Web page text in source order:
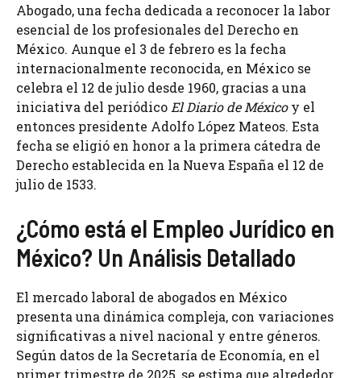
Abogado, una fecha dedicada a reconocer la labor
esencial de los profesionales del Derecho en
México. Aunque el 3 de febrero es la fecha
internacionalmente reconocida, en México se
celebra el 12 de julio desde 1960, gracias a una
iniciativa del periódico El Diario de Méxicoy el
entonces presidente Adolfo López Mateos. Esta
fecha se eligió en honor a la primera cátedra de
Derecho establecida en la Nueva España el 12 de
julio de 1533.
¿Cómo está el Empleo Jurídico en
México? Un Análisis Detallado
El mercado laboral de abogados en México
presenta una dinámica compleja, con variaciones
significativas a nivel nacional y entre géneros.
Según datos de la Secretaría de Economía, en el
primer trimestre de 2025, se estima que alrededor